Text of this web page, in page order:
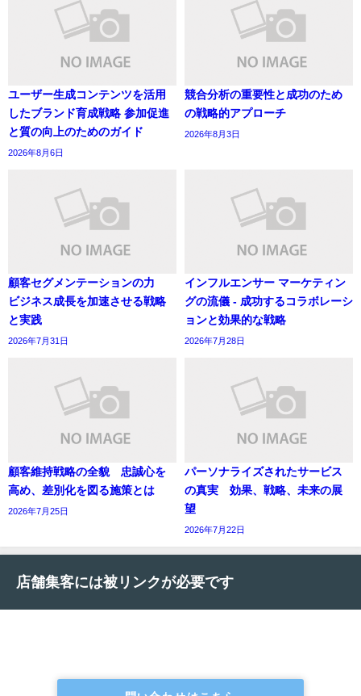
ユーザー生成コンテンツを活用
したブランド育成戦略 参加促進
と質の向上のためのガイド
2026年8月6日
競合分析の重要性と成功のため
の戦略的アプローチ
2026年8月3日
顧客セグメンテーションの力
ビジネス成長を加速させる戦略
と実践
2026年7月31日
インフルエンサー マーケティン
グの流儀 - 成功するコラボレーシ
ョンと効果的な戦略
2026年7月28日
顧客維持戦略の全貌 忠誠心を
高め、差別化を図る施策とは
2026年7月25日
パーソナライズされたサービス
の真実 効果、戦略、未来の展
望
2026年7月22日
店舗集客には被リンクが必要です